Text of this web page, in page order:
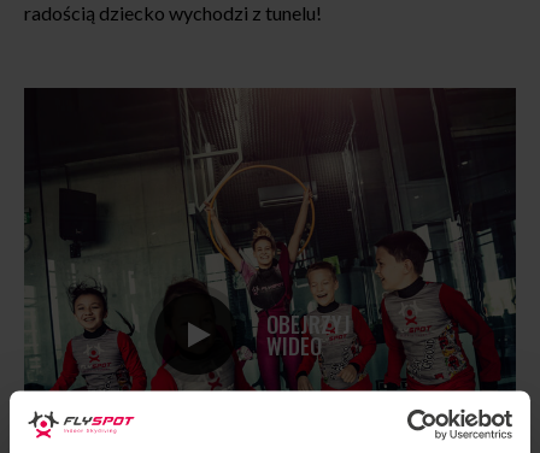
radością dziecko wychodzi z tunelu!
OBEJRZYJ
WIDEO